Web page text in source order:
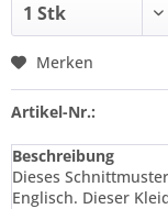
Merken
Artikel-Nr.:
Beschreibung
Dieses
Englisch. Dieser